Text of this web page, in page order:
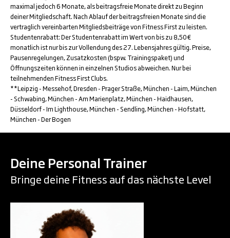
maximal jedoch 6 Monate, als beitragsfreie Monate direkt zu Beginn
deiner Mitgliedschaft. Nach Ablauf der beitragsfreien Monate sind die
vertraglich vereinbarten Mitgliedsbeiträge von Fitness First zu leisten.
Studentenrabatt: Der Studentenrabatt im Wert von bis zu 8,50€
monatlich ist nur bis zur Vollendung des 27. Lebensjahres gültig. Preise,
Pausenregelungen, Zusatzkosten (bspw. Trainingspaket) und
Öffnungszeiten können in einzelnen Studios abweichen. Nur bei
teilnehmenden Fitness First Clubs.
**Leipzig - Messehof, Dresden - Prager Straße, München - Laim, München
- Schwabing, München - Am Marienplatz, München - Haidhausen,
Düsseldorf - Im Lighthouse, München - Sendling, München - Hofstatt,
München - Der Bogen
Deine Personal Trainer
Bringe deine Fitness auf das nächste Level